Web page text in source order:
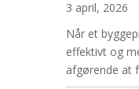
3 april, 2026
Når et
effektivt og
afgørende at